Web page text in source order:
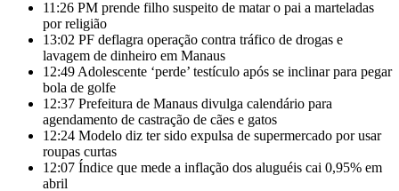
11:26 PM prende filho suspeito de matar o pai a marteladas
por religião
13:02 PF deflagra operação contra tráfico de drogas e
lavagem de dinheiro em Manaus
12:49 Adolescente ‘perde’ testículo após se inclinar para pegar
bola de golfe
12:37 Prefeitura de Manaus divulga calendário para
agendamento de castração de cães e gatos
12:24 Modelo diz ter sido expulsa de supermercado por usar
roupas curtas
12:07 Índice que mede a inflação dos aluguéis cai 0,95% em
abril